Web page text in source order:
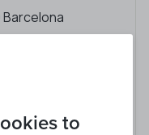
Barcelona
to